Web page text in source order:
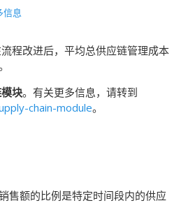
信息
程改进后，平均总供应链管理成本
块。有关更多信息，请转到
chain-module。
售额的比例是特定时间段内的供应